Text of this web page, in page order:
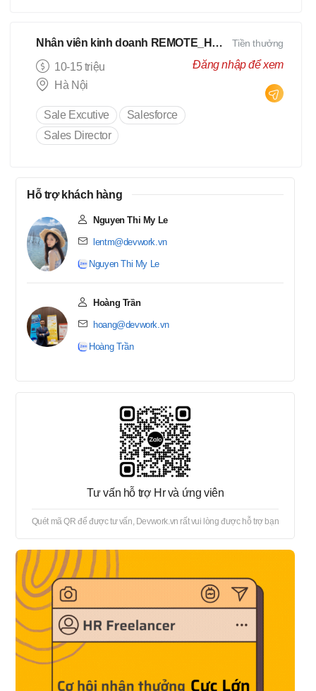
Nhân viên kinh doanh REMOTE_HCM
10-15 triệu
Hà Nội
Sale Excutive
Salesforce
Sales Director
Tiền thưởng
Đăng nhập để xem
Hỗ trợ khách hàng
Nguyen Thi My Le
lentm@devwork.vn
Nguyen Thi My Le
Hoàng Trần
hoang@devwork.vn
Hoàng Trần
Tư vấn hỗ trợ Hr và ứng viên
Quét mã QR để được tư vấn, Devwork.vn rất vui lòng được hỗ trợ bạn